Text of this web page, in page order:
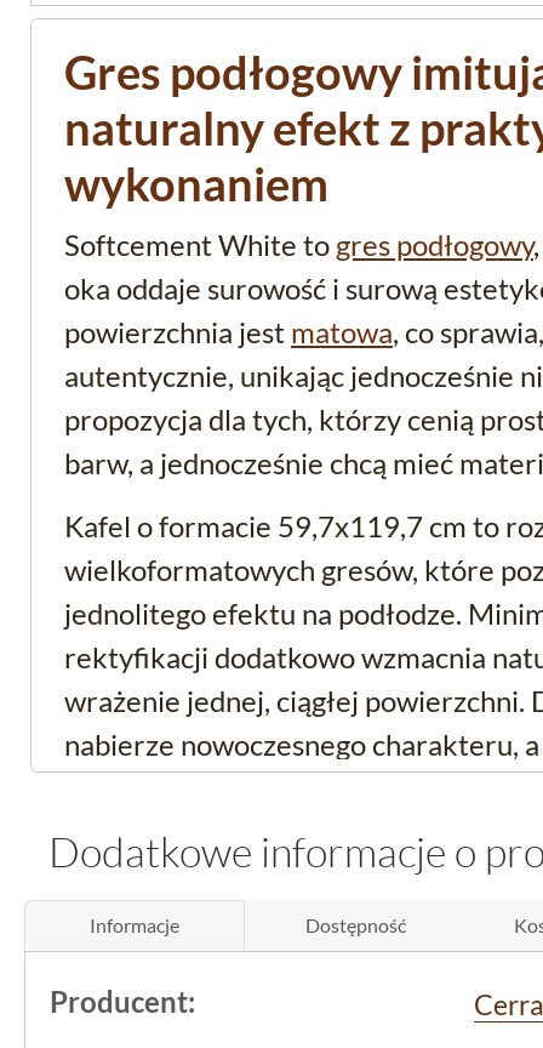
Gres podłogowy
naturalny efekt z
wykonaniem
Softcement White to gres podłogowy
oka oddaje surowość i surową
powierzchnia jest matowa, co
autentycznie, unikając jednocześnie
propozycja dla tych, którzy cenią
barw, a jednocześnie chcą mieć
Kafel o formacie 59,7x119,7 cm to
wielkoformatowych gresów, które
jednolitego efektu na podłodze.
rektyfikacji dodatkowo wzmacnia
wrażenie jednej, ciągłej
nabierze nowoczesnego charakteru,
Gres podłogowy
trwałość i
Produkt marki
, kolekcji
Dodatkowe informacje o
Informacje Dostępność
Producent: